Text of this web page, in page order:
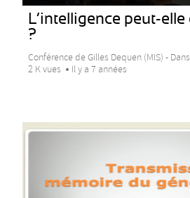
L’intelligence peut-
?
Conférence de Gilles Dequen (MIS) -
2 K vues
Il y a 7 années